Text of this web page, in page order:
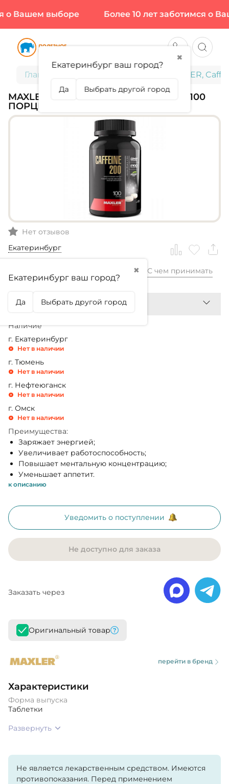
Вашем выборе Более 10 лет заботимся о
Главная MAXLER,
MAXLER, CAFFEINE 200 МГ, 100 ТАБЛ (100
ПОРЦИЙ)
Нет отзывов
Екатеринбург
✖
Екатеринбург ваш город?
Да Выбрать другой город
550,99₽ С чем принимать
Наличие
г. Екатеринбург
Нет в наличии
г. Тюмень
Нет в наличии
г. Нефтеюганск
Нет в наличии
г. Омск
Нет в наличии
Преимущества:
Заряжает энергией;
Увеличивает работоспособность;
Повышает ментальную концентрацию;
Уменьшает аппетит.
к описанию
Уведомить о поступлении
Не доступно для заказа
Заказать через
Оригинальный товар
перейти в бренд
Характеристики
Форма выпуска
Таблетки
Развернуть
Не является лекарственным средством. Имеются
противопоказания. Перед применением
✖
Екатеринбург ваш город?
Да Выбрать другой город